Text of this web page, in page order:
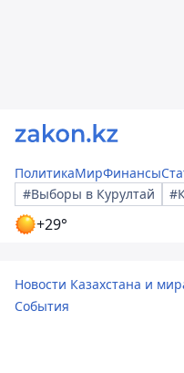
ПолитикаМирФинансы
#Выборы в Курултай
+29°
Новости Казахстана и
События